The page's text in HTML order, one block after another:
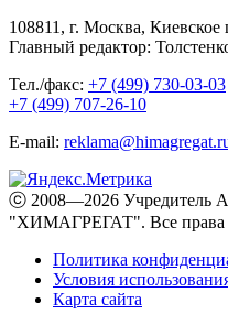
108811, г. Москва,
Главный редактор:
Тел./факс: +7 (499) 730-03-03
+7 (499) 707-26-10
E-mail:
ⓒ 2008—2026 Учредитель
"ХИМАГРЕГАТ". Все права
Политика
Условия
Карта сайта